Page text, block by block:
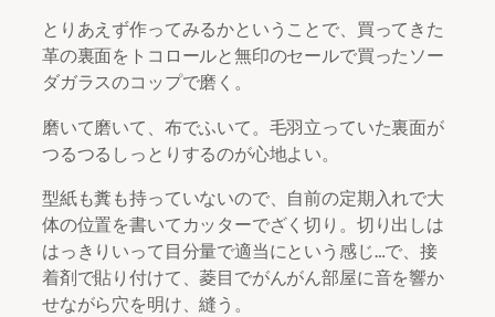
とりあえず作ってみるかということで、買ってきた
革の裏面をトコロールと無印のセールで買ったソー
ダガラスのコップで磨く。
磨いて磨いて、布でふいて。毛羽立っていた裏面が
つるつるしっとりするのが心地よい。
型紙も糞も持っていないので、自前の定期入れで大
体の位置を書いてカッターでざく切り。切り出しは
はっきりいって目分量で適当にという感じ…で、接
着剤で貼り付けて、菱目でがんがん部屋に音を響か
せながら穴を明け、縫う。